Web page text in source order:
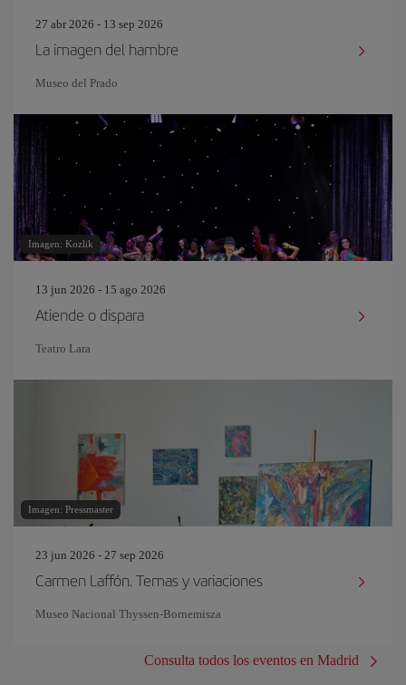
27 abr 2026 - 13 sep 2026
La imagen del hambre
Museo del Prado
Imagen: Kozlik
13 jun 2026 - 15 ago 2026
Atiende o dispara
Teatro Lara
Imagen: Pressmaster
23 jun 2026 - 27 sep 2026
Carmen Laffón. Temas y variaciones
Museo Nacional Thyssen-Bornemisza
Consulta todos los eventos en Madrid